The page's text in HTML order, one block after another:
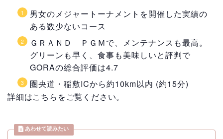
男女のメジャートーナメントを開催した実績の
ある数少ないコース
ＧＲＡＮＤ ＰＧＭで、メンテナンスも最高。
グリーンも早く、食事も美味しいと評判で
GORAの総合評価は4.7
圏央道・稲敷ICから約10km以内 (約15分)
詳細はこちらをご覧ください。